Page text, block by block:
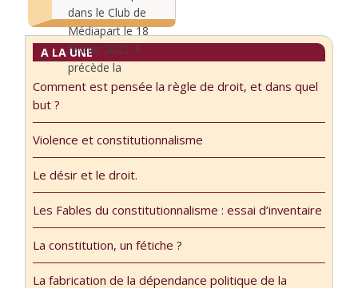
par Elina Lemaire
et Thomas
Perroud, Le
Conseil
constitutionnel à
déontologie …
rendent ? …
dans le Club de
Médiapart le 18
février 2022. Il
précède la
tribune parue sur
Libération le 25
février 2022 Enfin
ça se voit !
Depuis tant
d’années que les
autorités en
charge de
nommer les
A LA UNE
Comment est pensée la règle de droit, et dans quel
but ?
Violence et constitutionnalisme
Le désir et le droit.
Les Fables du constitutionnalisme : essai d’inventaire
La constitution, un fétiche ?
La fabrication de la dépendance politique de la